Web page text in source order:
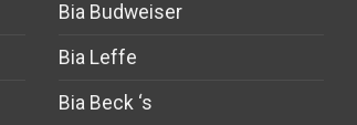
Bia Budweiser
Bia Leffe
Bia Beck ‘s